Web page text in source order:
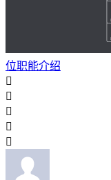
位职能介绍




